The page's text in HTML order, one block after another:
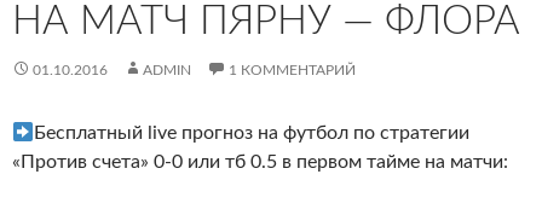
НА МАТЧ ПЯРНУ — ФЛОРА
01.10.2016 ADMIN 1 КОММЕНТАРИЙ
Бесплатный live прогноз на футбол по стратегии
«Против счета» 0-0 или тб 0.5 в первом тайме на матчи: